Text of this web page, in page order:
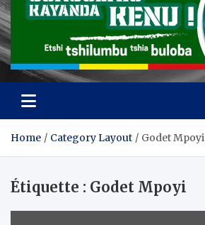
Home Category Layout Godet Mpoyi
Étiquette : Godet Mpoyi